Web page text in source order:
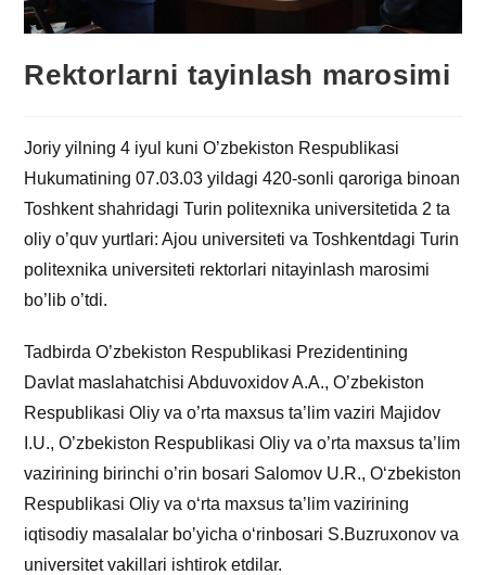
Rektorlarni tayinlash marosimi
Joriy yilning 4 iyul kuni O’zbekiston Respublikasi
Hukumatining 07.03.03 yildagi 420-sonli qaroriga binoan
Toshkent shahridagi Turin politexnika universitetida 2 ta
oliy o’quv yurtlari: Ajou universiteti va Toshkentdagi Turin
politexnika universiteti rektorlari nitayinlash marosimi
bo’lib o’tdi.
Tadbirda O’zbekiston Respublikasi Prezidentining
Davlat maslahatchisi Abduvoxidov A.A., O’zbekiston
Respublikasi Oliy va o’rta maxsus ta’lim vaziri Majidov
I.U., O’zbekiston Respublikasi Oliy va o’rta maxsus ta’lim
vazirining birinchi o’rin bosari Salomov U.R., O‘zbekiston
Respublikasi Oliy va o‘rta maxsus ta’lim vazirining
iqtisodiy masalalar boʼyicha o‘rinbosari S.Buzruxonov va
universitet vakillari ishtirok etdilar.